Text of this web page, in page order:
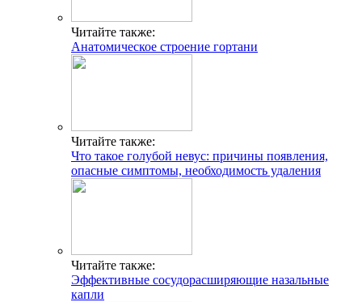
Читайте также:
Анатомическое строение гортани
Читайте также:
Что такое голубой невус: причины появления,
опасные симптомы, необходимость удаления
Читайте также:
Эффективные сосудорасширяющие назальные
капли